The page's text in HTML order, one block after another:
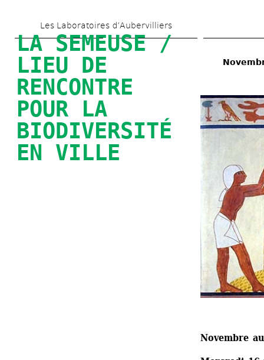
au
contenu
principal
Les Laboratoires d’Aubervilliers
LA SEMEUSE /
LIEU DE
RENCONTRE
POUR LA
BIODIVERSITÉ
EN VILLE
Novembre